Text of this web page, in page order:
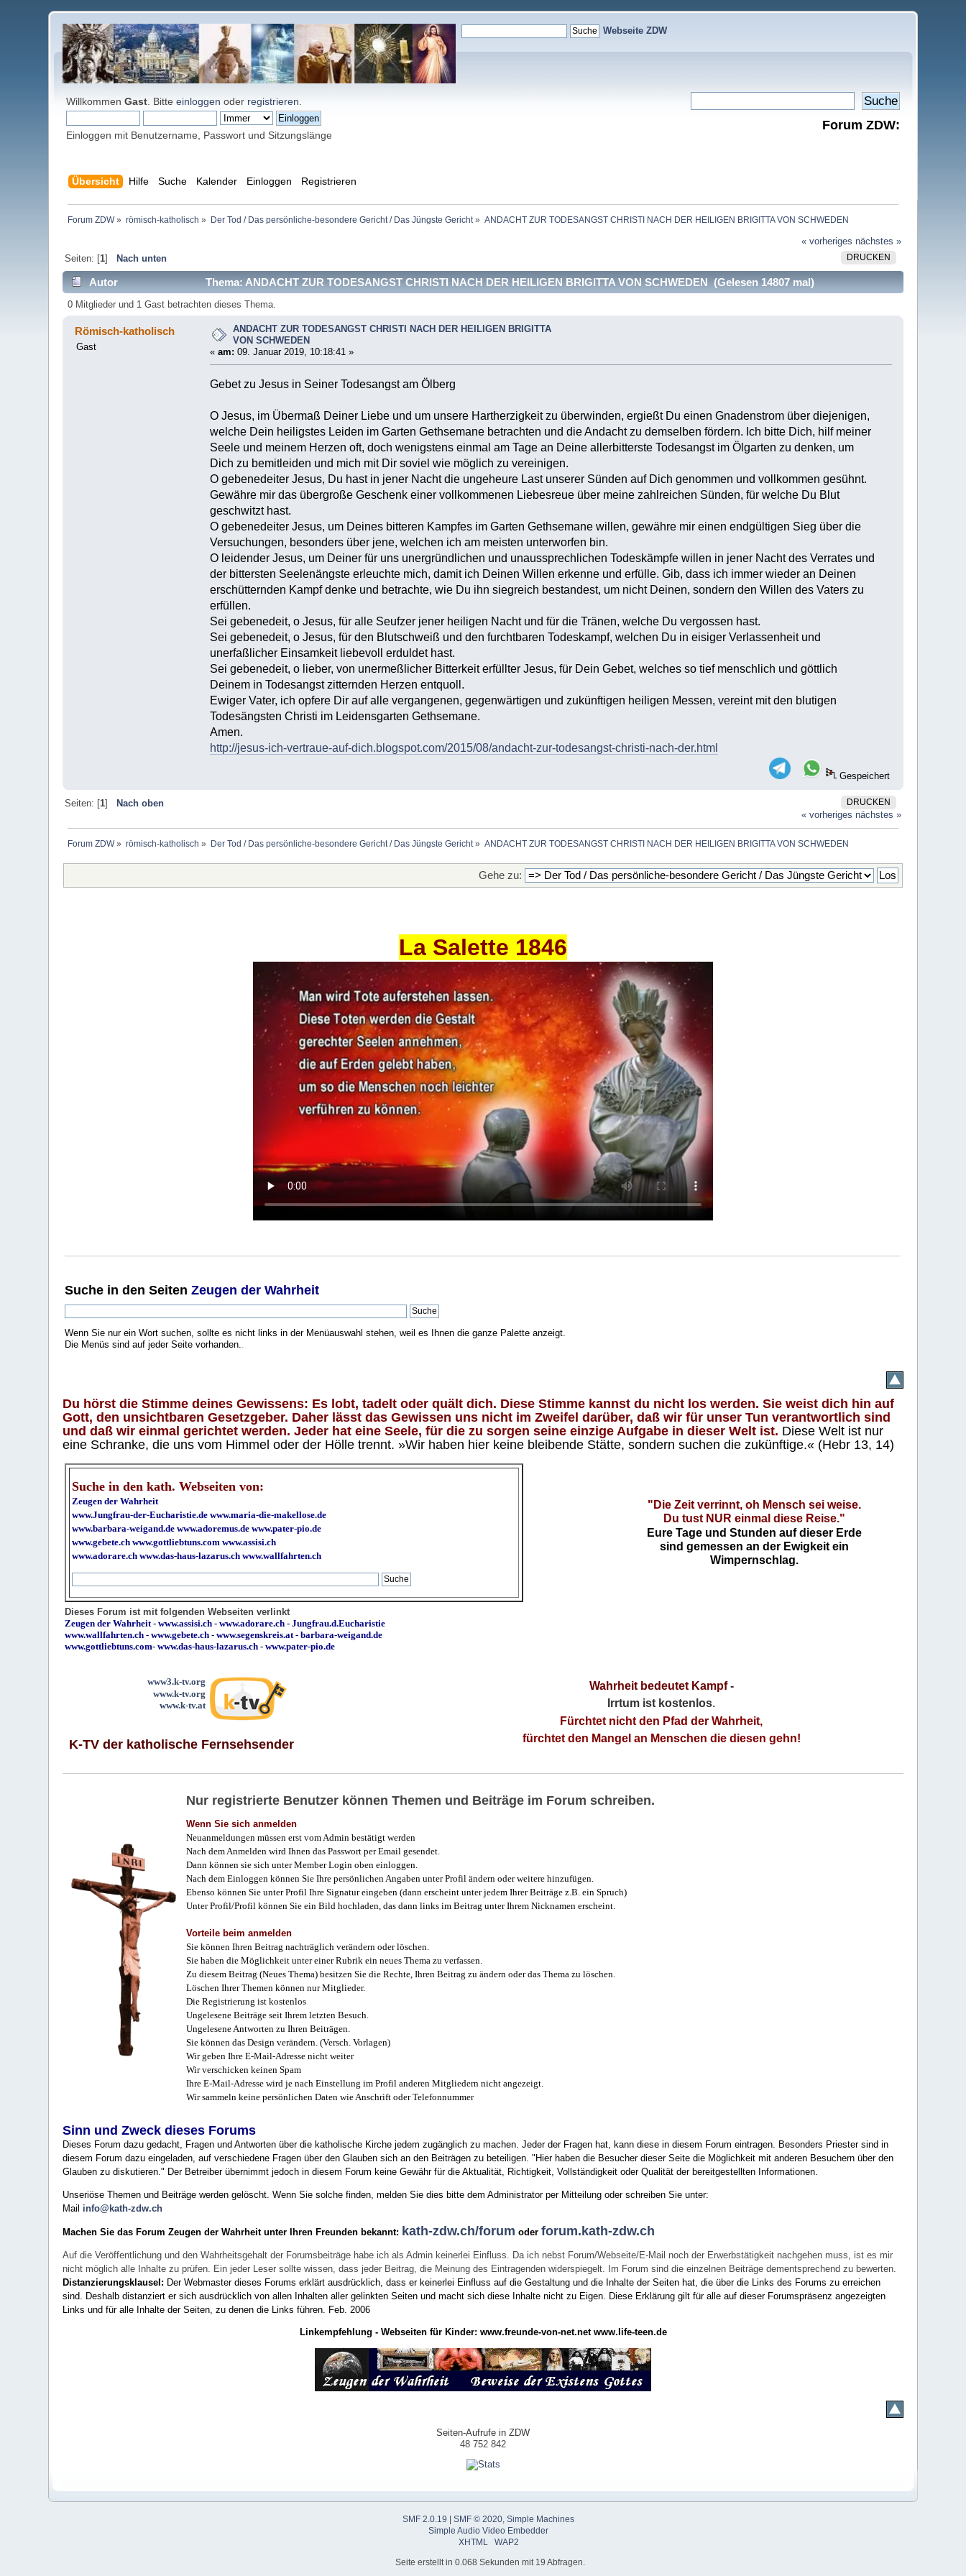
Webseite ZDW
WillkommenGast . Bitteeinloggen oder registrieren
Einloggen mit Benutzername, Passwort und Sitzungslänge
Forum ZDW:
Übersicht Hilfe Suche Kalender Einloggen Registrieren
Forum ZDW» römisch-katholisch » Der Tod / Das persönliche-besondere Gericht / Das Jüngste Gericht» ANDACHT ZUR TODESANGST CHRISTI NACH DER HEILIGEN BRIGITTA VON SCHWEDEN
« vorheriges nächstes »
DRUCKEN
Seiten: [1] Nach unten
Autor Thema: ANDACHT ZUR TODESANGST CHRISTI NACH DER HEILIGEN BRIGITTA VON SCHWEDEN (Gelesen 14807 mal)
0 Mitglieder und 1 Gast betrachten dieses Thema.
Römisch-katholisch
Gast
ANDACHT ZUR TODESANGST CHRISTI NACH DER HEILIGEN BRIGITTA
VON SCHWEDEN
« am: 09. Januar 2019, 10:18:41 »
Gebet zu Jesus in Seiner Todesangst am Ölberg
O Jesus, im Übermaß Deiner Liebe und um unsere Hartherzigkeit zu überwinden, ergießt Du einen Gnadenstrom über diejenigen,
welche Dein heiligstes Leiden im Garten Gethsemane betrachten und die Andacht zu demselben fördern. Ich bitte Dich, hilf meiner
Seele und meinem Herzen oft, doch wenigstens einmal am Tage an Deine allerbitterste Todesangst im Ölgarten zu denken, um
Dich zu bemitleiden und mich mit Dir soviel wie möglich zu vereinigen.
O gebenedeiter Jesus, Du hast in jener Nacht die ungeheure Last unserer Sünden auf Dich genommen und vollkommen gesühnt.
Gewähre mir das übergroße Geschenk einer vollkommenen Liebesreue über meine zahlreichen Sünden, für welche Du Blut
geschwitzt hast.
O gebenedeiter Jesus, um Deines bitteren Kampfes im Garten Gethsemane willen, gewähre mir einen endgültigen Sieg über die
Versuchungen, besonders über jene, welchen ich am meisten unterworfen bin.
O leidender Jesus, um Deiner für uns unergründlichen und unaussprechlichen Todeskämpfe willen in jener Nacht des Verrates und
der bittersten Seelenängste erleuchte mich, damit ich Deinen Willen erkenne und erfülle. Gib, dass ich immer wieder an Deinen
erschütternden Kampf denke und betrachte, wie Du ihn siegreich bestandest, um nicht Deinen, sondern den Willen des Vaters zu
erfüllen.
Sei gebenedeit, o Jesus, für alle Seufzer jener heiligen Nacht und für die Tränen, welche Du vergossen hast.
Sei gebenedeit, o Jesus, für den Blutschweiß und den furchtbaren Todeskampf, welchen Du in eisiger Verlassenheit und
unerfaßlicher Einsamkeit liebevoll erduldet hast.
Sei gebenedeit, o lieber, von unermeßlicher Bitterkeit erfüllter Jesus, für Dein Gebet, welches so tief menschlich und göttlich
Deinem in Todesangst zitternden Herzen entquoll.
Ewiger Vater, ich opfere Dir auf alle vergangenen, gegenwärtigen und zukünftigen heiligen Messen, vereint mit den blutigen
Todesängsten Christi im Leidensgarten Gethsemane.
Amen.
http://jesus-ich-vertraue-auf-dich.blogspot.com/2015/08/andacht-zur-todesangst-christi-nach-der.html
Gespeichert
DRUCKEN
Seiten: [1]
Nach oben
« vorheriges nächstes »
Forum ZDW» römisch-katholisch » Der Tod / Das persönliche-besondere Gericht / Das Jüngste Gericht» ANDACHT ZUR TODESANGST CHRISTI NACH DER HEILIGEN BRIGITTA VON SCHWEDEN
Gehe zu:
La Salette 1846
Suche in den SeitenZeugen der Wahrheit
Wenn Sie nur ein Wort suchen, sollte es nicht links in der Menüauswahl stehen, weil es Ihnen die ganze Palette anzeigt.
Die Menüs sind auf jeder Seite vorhanden..
Du hörst die Stimme deines Gewissens: Es lobt, tadelt oder quält dich. Diese Stimme kannst du nicht los werden. Sie weist dich hin auf
Gott, den unsichtbaren Gesetzgeber. Daher lässt das Gewissen uns nicht im Zweifel darüber, daß wir für unser Tun verantwortlich sind
und daß wir einmal gerichtet werden. Jeder hat eine Seele, für die zu sorgen seine einzige Aufgabe in dieser Welt ist. Diese Welt ist nur
eine Schranke, die uns vom Himmel oder der Hölle trennt. »Wir haben hier keine bleibende Stätte, sondern suchen die zukünftige.« (Hebr 13, 14)
Suche in den kath. Webseiten von:
Zeugen der Wahrheit
www.Jungfrau-der-Eucharistie.de www.maria-die-makellose.de
www.barbara-weigand.de www.adoremus.de www.pater-pio.de
www.gebete.ch www.gottliebtuns.com www.assisi.ch
www.adorare.ch www.das-haus-lazarus.ch www.wallfahrten.ch
"Die Zeit verrinnt, oh Mensch sei weise.
Du tust NUR einmal diese Reise."
Eure Tage und Stunden auf dieser Erde
sind gemessen an der Ewigkeit ein
Wimpernschlag.
Dieses Forum ist mit folgenden Webseiten verlinkt
Zeugen der Wahrheit-www.assisi.ch -www.adorare.ch -Jungfrau.d.Eucharistie
www.wallfahrten.ch -www.gebete.ch -www.segenskreis.at-barbara-weigand.de
www.gottliebtuns.com-www.das-haus-lazarus.ch - www.pater-pio.de
www3.k-tv.org
www.k-tv.org
www.k-tv.at
K-TV der katholische Fernsehsender
Wahrheit bedeutet Kampf-
Irrtum ist kostenlos.
Fürchtet nicht den Pfad der Wahrheit,
fürchtet den Mangel an Menschen die diesen gehn!
Nur registrierte Benutzer können Themen und Beiträge im Forum schreiben.
Wenn Sie sich anmelden
Neuanmeldungen müssen erst vom Admin bestätigt werden
Nach dem Anmelden wird Ihnen das Passwort per Email gesendet.
Dann können sie sich unter Member Login oben einloggen.
Nach dem Einloggen können Sie Ihre persönlichen Angaben unter Profil ändern oder weitere hinzufügen.
Ebenso können Sie unter Profil Ihre Signatur eingeben (dann erscheint unter jedem Ihrer Beiträge z.B. ein Spruch)
Unter Profil/Profil können Sie ein Bild hochladen, das dann links im Beitrag unter Ihrem Nicknamen erscheint.
Vorteile beim anmelden
Sie können Ihren Beitrag nachträglich verändern oder löschen.
Sie haben die Möglichkeit unter einer Rubrik ein neues Thema zu verfassen.
Zu diesem Beitrag (Neues Thema) besitzen Sie die Rechte, Ihren Beitrag zu ändern oder das Thema zu löschen.
Löschen Ihrer Themen können nur Mitglieder.
Die Registrierung ist kostenlos
Ungelesene Beiträge seit Ihrem letzten Besuch.
Ungelesene Antworten zu Ihren Beiträgen.
Sie können das Design verändern. (Versch. Vorlagen)
Wir geben Ihre E-Mail-Adresse nicht weiter
Wir verschicken keinen Spam
Ihre E-Mail-Adresse wird je nach Einstellung im Profil anderen Mitgliedern nicht angezeigt.
Wir sammeln keine persönlichen Daten wie Anschrift oder Telefonnummer
Sinn und Zweck dieses Forums
Dieses Forum dazu gedacht, Fragen und Antworten über die katholische Kirche jedem zugänglich zu machen. Jeder der Fragen hat, kann diese in diesem Forum eintragen. Besonders Priester sind in
diesem Forum dazu eingeladen, auf verschiedene Fragen über den Glauben sich an den Beiträgen zu beteiligen. "Hier haben die Besucher dieser Seite die Möglichkeit mit anderen Besuchern über den
Glauben zu diskutieren." Der Betreiber übernimmt jedoch in diesem Forum keine Gewähr für die Aktualität, Richtigkeit, Vollständigkeit oder Qualität der bereitgestellten Informationen.
Unseriöse Themen und Beiträge werden gelöscht. Wenn Sie solche finden, melden Sie dies bitte dem Administrator per Mitteilung oder schreiben Sie unter:
Mail info@kath-zdw.ch
Machen Sie das Forum Zeugen der Wahrheit unter Ihren Freunden bekannt: kath-zdw.ch/forum oderforum.kath-zdw.ch
Auf die Veröffentlichung und den Wahrheitsgehalt der Forumsbeiträge habe ich als Admin keinerlei Einfluss. Da ich nebst Forum/Webseite/E-Mail noch der Erwerbstätigkeit nachgehen muss, ist es mir
nicht möglich alle Inhalte zu prüfen. Ein jeder Leser sollte wissen, dass jeder Beitrag, die Meinung des Eintragenden widerspiegelt. Im Forum sind die einzelnen Beiträge dementsprechend zu bewerten.
Distanzierungsklausel: Der Webmaster dieses Forums erklärt ausdrücklich, dass er keinerlei Einfluss auf die Gestaltung und die Inhalte der Seiten hat, die über die Links des Forums zu erreichen
sind. Deshalb distanziert er sich ausdrücklich von allen Inhalten aller gelinkten Seiten und macht sich diese Inhalte nicht zu Eigen. Diese Erklärung gilt für alle auf dieser Forumspräsenz angezeigten
Links und für alle Inhalte der Seiten, zu denen die Links führen. Feb. 2006
Linkempfehlung - Webseiten für Kinder: www.freunde-von-net.net www.life-teen.de
Seiten-Aufrufe in ZDW
48 752 842
SMF 2.0.19 SMF © 2020, Simple Machines
Simple Audio Video Embedder
XHTML
WAP2
Seite erstellt in 0.068 Sekunden mit 19 Abfragen.